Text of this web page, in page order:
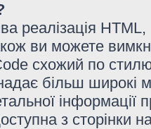
реалізація
ви можете
схожий по
більш
інформації
з сторінки